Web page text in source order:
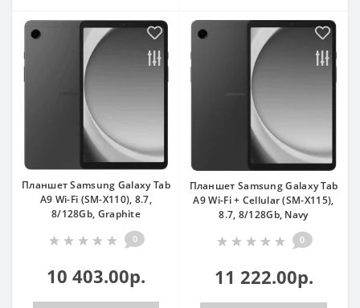
Планшет Samsung Galaxy Tab
A9 Wi-Fi (SM-X110), 8.7,
8/128Gb, Graphite
0
10 403.00р.
Планшет Samsung Galaxy Tab
A9 Wi-Fi + Cellular (SM-X115),
8.7, 8/128Gb, Navy
0
11 222.00р.